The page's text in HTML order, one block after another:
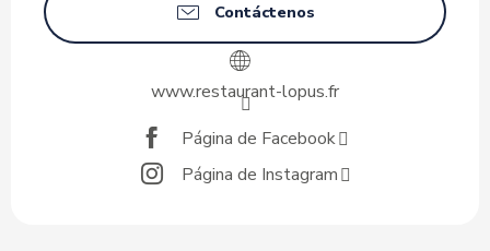
Contáctenos
www.restaurant-lopus.fr
Página de Facebook
Página de Instagram